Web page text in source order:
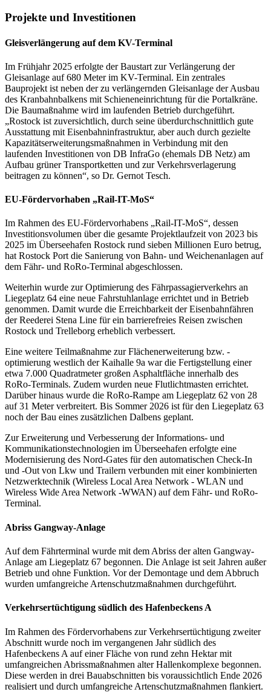
Projekte und Investitionen
Gleisverlängerung auf dem KV-Terminal
Im Frühjahr 2025 erfolgte der Baustart zur Verlängerung der
Gleisanlage auf 680 Meter im KV-Terminal. Ein zentrales
Bauprojekt ist neben der zu verlängernden Gleisanlage der Ausbau
des Kranbahnbalkens mit Schieneneinrichtung für die Portalkräne.
Die Baumaßnahme wird im laufenden Betrieb durchgeführt.
„Rostock ist zuversichtlich, durch seine überdurchschnittlich gute
Ausstattung mit Eisenbahninfrastruktur, aber auch durch gezielte
Kapazitätserweiterungsmaßnahmen in Verbindung mit den
laufenden Investitionen von DB InfraGo (ehemals DB Netz) am
Aufbau grüner Transportketten und zur Verkehrsverlagerung
beitragen zu können“, so Dr. Gernot Tesch.
EU-Fördervorhaben „Rail-IT-MoS“
Im Rahmen des EU-Fördervorhabens „Rail-IT-MoS“, dessen
Investitionsvolumen über die gesamte Projektlaufzeit von 2023 bis
2025 im Überseehafen Rostock rund sieben Millionen Euro betrug,
hat Rostock Port die Sanierung von Bahn- und Weichenanlagen auf
dem Fähr- und RoRo-Terminal abgeschlossen.
Weiterhin wurde zur Optimierung des Fährpassagierverkehrs an
Liegeplatz 64 eine neue Fahrstuhlanlage errichtet und in Betrieb
genommen. Damit wurde die Erreichbarkeit der Eisenbahnfähren
der Reederei Stena Line für ein barrierefreies Reisen zwischen
Rostock und Trelleborg erheblich verbessert.
Eine weitere Teilmaßnahme zur Flächenerweiterung bzw. -
optimierung westlich der Kaihalle 9a war die Fertigstellung einer
etwa 7.000 Quadratmeter großen Asphaltfläche innerhalb des
RoRo-Terminals. Zudem wurden neue Flutlichtmasten errichtet.
Darüber hinaus wurde die RoRo-Rampe am Liegeplatz 62 von 28
auf 31 Meter verbreitert. Bis Sommer 2026 ist für den Liegeplatz 63
noch der Bau eines zusätzlichen Dalbens geplant.
Zur Erweiterung und Verbesserung der Informations- und
Kommunikationstechnologien im Überseehafen erfolgte eine
Modernisierung des Nord-Gates für den automatischen Check-In
und -Out von Lkw und Trailern verbunden mit einer kombinierten
Netzwerktechnik (Wireless Local Area Network - WLAN und
Wireless Wide Area Network -WWAN) auf dem Fähr- und RoRo-
Terminal.
Abriss Gangway-Anlage
Auf dem Fährterminal wurde mit dem Abriss der alten Gangway-
Anlage am Liegeplatz 67 begonnen. Die Anlage ist seit Jahren außer
Betrieb und ohne Funktion. Vor der Demontage und dem Abbruch
wurden umfangreiche Artenschutzmaßnahmen durchgeführt.
Verkehrsertüchtigung südlich des Hafenbeckens A
Im Rahmen des Fördervorhabens zur Verkehrsertüchtigung zweiter
Abschnitt wurde noch im vergangenen Jahr südlich des
Hafenbeckens A auf einer Fläche von rund zehn Hektar mit
umfangreichen Abrissmaßnahmen alter Hallenkomplexe begonnen.
Diese werden in drei Bauabschnitten bis voraussichtlich Ende 2026
realisiert und durch umfangreiche Artenschutzmaßnahmen flankiert.